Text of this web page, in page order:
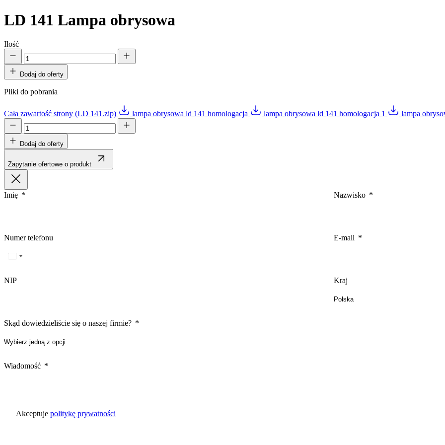
LD 141 Lampa obrysowa
Ilość
Dodaj do oferty
Pliki do pobrania
Cała zawartość strony (LD 141.zip) lampa obrysowa ld 141 homologacja lampa obrysowa ld 141 homologacja 1 lampa
Dodaj do oferty
Zapytanie ofertowe o produkt
Imię Nazwisko
Numer telefonu E-mail
NIP Kraj
Skąd dowiedzieliście się o naszej firmie?
Wiadomość
Akceptuje politykę prywatności